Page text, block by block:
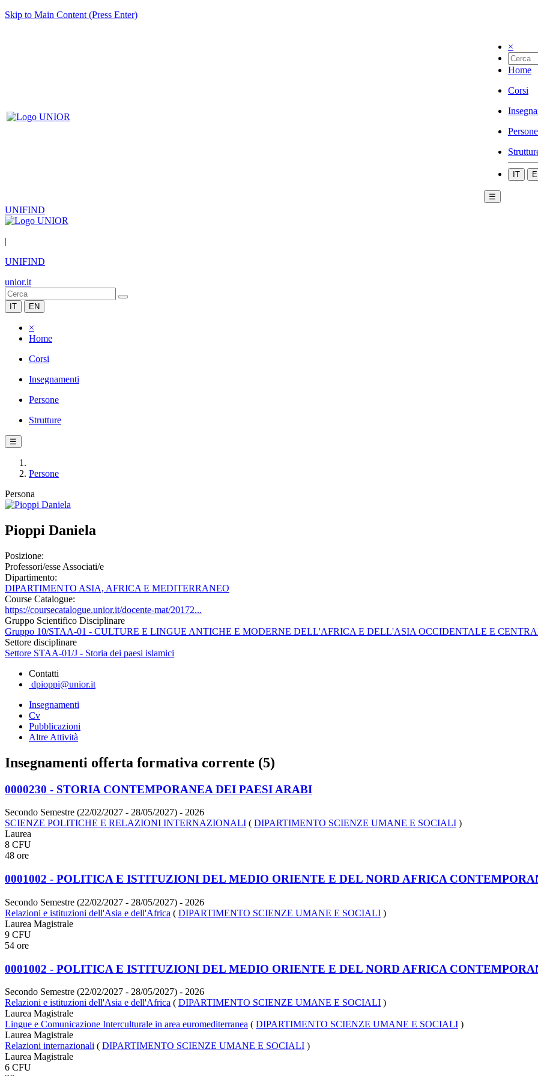
Skip to Main Content (Press Enter)
×
Home
Corsi
Persone
IT
☰
UNIFIND
|
UNIFIND
unior.it
IT EN
×
Home
Corsi
Insegnamenti
Persone
Strutture
☰
Persone
Persona
Pioppi Daniela
Posizione:
Professori/esse Associati/e
Dipartimento:
DIPARTIMENTO ASIA, AFRICA E MEDITERRANEO
Course Catalogue:
https://coursecatalogue.unior.it/docente-mat/20172...
Gruppo Scientifico Disciplinare
Gruppo 10/STAA-01 - CULTURE E LINGUE ANTICHE E MODERNE DELL'AFRICA E DELL'ASIA OCCIDENTALE E
Settore disciplinare
Settore STAA-01/J - Storia dei paesi islamici
Contatti
dpioppi@unior.it
Insegnamenti
Cv
Pubblicazioni
Altre Attività
Insegnamenti offerta formativa corrente (5)
0000230 - STORIA CONTEMPORANEA DEI PAESI ARABI
Secondo Semestre (22/02/2027 - 28/05/2027) - 2026
SCIENZE POLITICHE E RELAZIONI INTERNAZIONALI ( DIPARTIMENTO SCIENZE UMANE E SOCIALI )
Laurea
8 CFU
48 ore
0001002 - POLITICA E ISTITUZIONI DEL MEDIO ORIENTE E DEL NORD AFRICA
Secondo Semestre (22/02/2027 - 28/05/2027) - 2026
Relazioni e istituzioni dell'Asia e dell'Africa ( DIPARTIMENTO SCIENZE UMANE E SOCIALI )
Laurea Magistrale
9 CFU
54 ore
0001002 - POLITICA E ISTITUZIONI DEL MEDIO ORIENTE E DEL NORD AFRICA
Secondo Semestre (22/02/2027 - 28/05/2027) - 2026
Relazioni e istituzioni dell'Asia e dell'Africa ( DIPARTIMENTO SCIENZE UMANE E SOCIALI )
Laurea Magistrale
Lingue e Comunicazione Interculturale in area euromediterranea ( DIPARTIMENTO SCIENZE UMANE E SOCIALI )
Laurea Magistrale
Relazioni internazionali ( DIPARTIMENTO SCIENZE UMANE E SOCIALI )
Laurea Magistrale
6 CFU